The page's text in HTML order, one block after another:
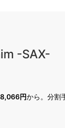
-SAX-
8,066円から。分割